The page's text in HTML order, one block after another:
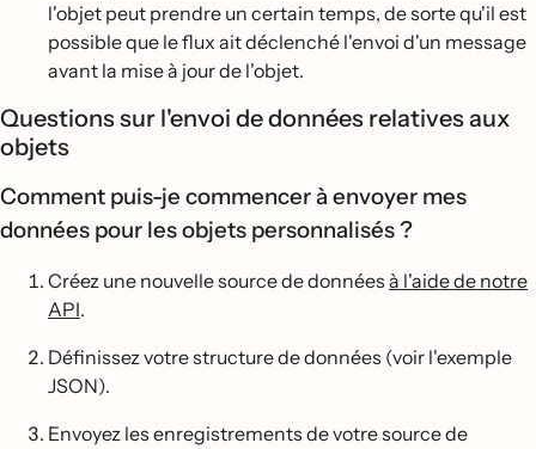
l'objet peut prendre un certain temps, de sorte qu'il est
possible que le flux ait déclenché l'envoi d'un message
avant la mise à jour de l'objet.
Questions sur l'envoi de données relatives aux
objets
Comment puis-je commencer à envoyer mes
données pour les objets personnalisés ?
Créez une nouvelle source de données à l'aide de notre
API.
Définissez votre structure de données (voir l'exemple
JSON).
Envoyez les enregistrements de votre source de